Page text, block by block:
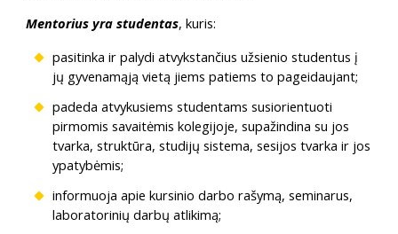
Mentorius yra studentas, kuris:
pasitinka ir palydi atvykstančius užsienio studentus į
jų gyvenamąją vietą jiems patiems to pageidaujant;
padeda atvykusiems studentams susiorientuoti
pirmomis savaitėmis kolegijoje, supažindina su jos
tvarka, struktūra, studijų sistema, sesijos tvarka ir jos
ypatybėmis;
informuoja apie kursinio darbo rašymą, seminarus,
laboratorinių darbų atlikimą;